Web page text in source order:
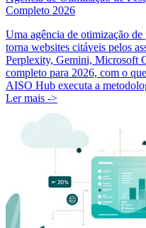
Completo 2026
Uma agência de otimização
torna websites citáveis pelos
Perplexity, Gemini, Microsoft
completo para 2026, com o
AISO Hub executa a
Ler mais ->